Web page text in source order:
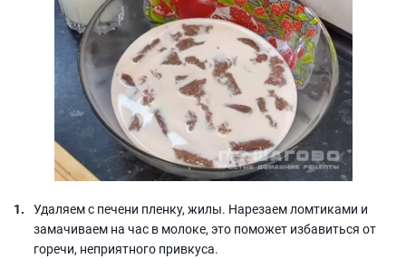
Удаляем с печени пленку, жилы. Нарезаем ломтиками и
замачиваем на час в молоке, это поможет избавиться от
горечи, неприятного привкуса.